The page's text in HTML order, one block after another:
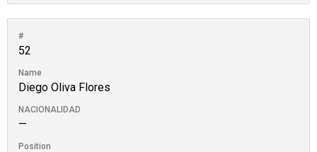
#
52
Name
Diego Oliva Flores
NACIONALIDAD
—
Position